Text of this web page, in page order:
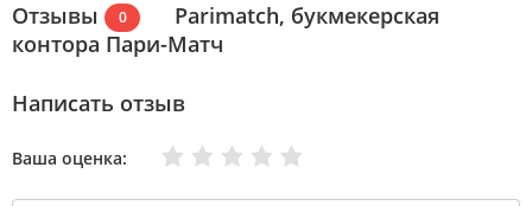
Отзывы 0
Parimatch, букмекерская
контора Пари-Матч
Написать отзыв
Ваша оценка: Отлично
Хорошо
Нормально
Плохо
Очень плохо